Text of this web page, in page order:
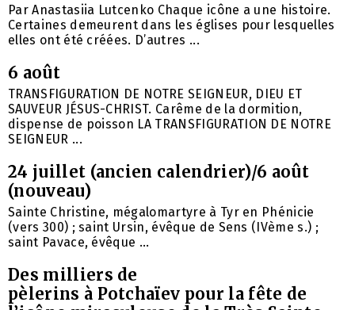
Par Anastasiia Lutcenko Chaque icône a une histoire.
Certaines demeurent dans les églises pour lesquelles
elles ont été créées. D’autres ...
6 août
TRANSFIGURATION DE NOTRE SEIGNEUR, DIEU ET
SAUVEUR JÉSUS-CHRIST. Carême de la dormition,
dispense de poisson LA TRANSFIGURATION DE NOTRE
SEIGNEUR ...
24 juillet (ancien calendrier)/6 août
(nouveau)
Sainte Christine, mégalomartyre à Tyr en Phénicie
(vers 300) ; saint Ursin, évêque de Sens (IVème s.) ;
saint Pavace, évêque ...
Des milliers de
pèlerins à Potchaïev pour la fête de